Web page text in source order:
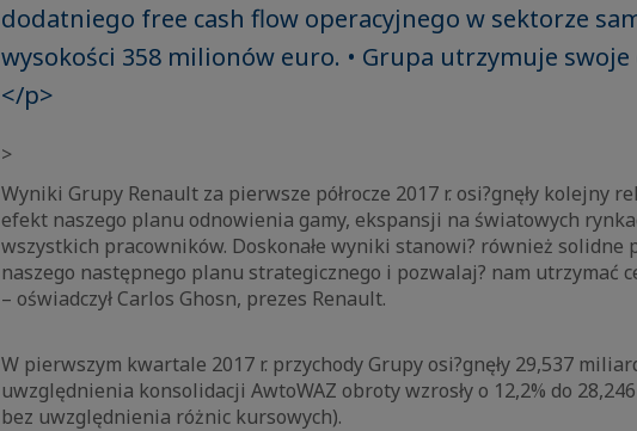
dodatniego free cash flow operacyjnego w sektorze
wysokości 358 milionów euro. • Grupa utrzymuje swoje
</p>
>
Wyniki Grupy Renault za pierwsze półrocze 2017 r. osi?gnęły kolejny
efekt naszego planu odnowienia gamy, ekspansji na światowych
wszystkich pracowników. Doskonałe wyniki stanowi? również solidne
naszego następnego planu strategicznego i pozwalaj? nam utrzymać
– oświadczył Carlos Ghosn, prezes Renault.
W pierwszym kwartale 2017 r. przychody Grupy osi?gnęły 29,537
uwzględnienia konsolidacji AwtoWAZ obroty wzrosły o 12,2% do
bez uwzględnienia różnic kursowych).